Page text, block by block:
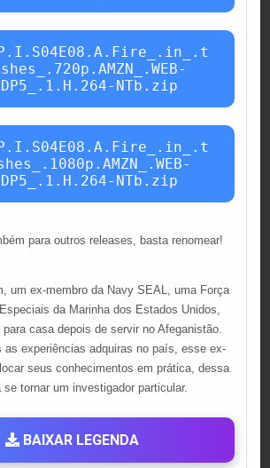
NTb.zip
NTb.zip
para outros releases, basta renomear!
um ex-membro da Navy SEAL, uma Força
da Marinha dos Estados Unidos,
casa depois de servir no Afeganistão.
as experiências adquiras no país, esse ex-
seus conhecimentos em prática, dessa
se tornar um investigador particular.
BAIXAR LEGENDA